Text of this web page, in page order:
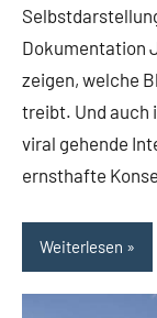
Dokumentation
zeigen, welche
treibt. Und auch
viral gehende
ernsthafte
Weiterlesen